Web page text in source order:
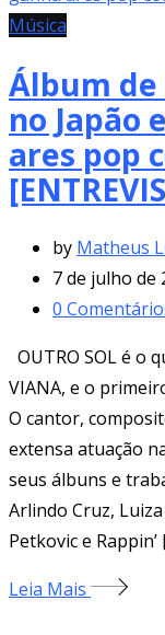
Música
Álbum de
no Japão
ares pop
by Matheus
7 de julho de
0
OUTRO SOL é o
VIANA, e o
O cantor,
extensa atuação
seus álbuns e
Arlindo Cruz,
Petkovic e Rappin’
Leia Mais